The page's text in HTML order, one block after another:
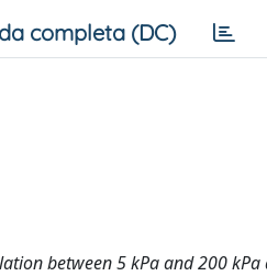
completa (DC)
between 5 kPa and 200